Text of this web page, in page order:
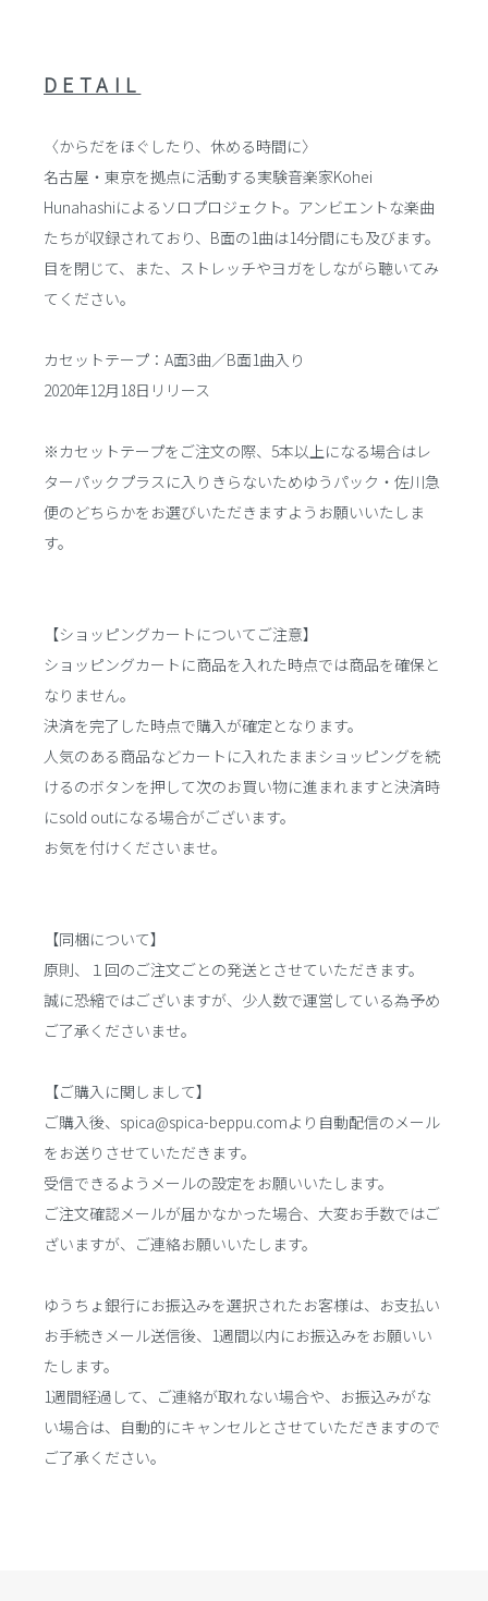
DETAIL
〈からだをほぐしたり、休める時間に〉
名古屋・東京を拠点に活動する実験音楽家Kohei
Hunahashiによるソロプロジェクト。アンビエントな楽曲
たちが収録されており、B面の1曲は14分間にも及びます。
目を閉じて、また、ストレッチやヨガをしながら聴いてみ
てください。
カセットテープ：A面3曲／B面1曲入り
2020年12月18日リリース
※カセットテープをご注文の際、5本以上になる場合はレ
ターパックプラスに入りきらないためゆうパック・佐川急
便のどちらかをお選びいただきますようお願いいたしま
す。
【ショッピングカートについてご注意】
ショッピングカートに商品を入れた時点では商品を確保と
なりません。
決済を完了した時点で購入が確定となります。
人気のある商品などカートに入れたままショッピングを続
けるのボタンを押して次のお買い物に進まれますと決済時
にsold outになる場合がございます。
お気を付けくださいませ。
【同梱について】
原則、１回のご注文ごとの発送とさせていただきます。
誠に恐縮ではございますが、少人数で運営している為予め
ご了承くださいませ。
【ご購入に関しまして】
ご購入後、spica@spica-beppu.comより自動配信のメール
をお送りさせていただきます。
受信できるようメールの設定をお願いいたします。
ご注文確認メールが届かなかった場合、大変お手数ではご
ざいますが、ご連絡お願いいたします。
ゆうちょ銀行にお振込みを選択されたお客様は、お支払い
お手続きメール送信後、1週間以内にお振込みをお願いい
たします。
1週間経過して、ご連絡が取れない場合や、お振込みがな
い場合は、自動的にキャンセルとさせていただきますので
ご了承ください。